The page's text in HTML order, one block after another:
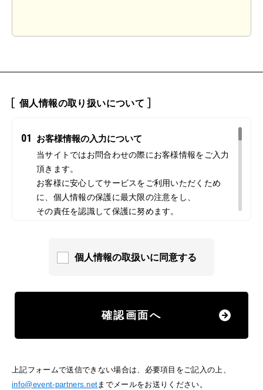
個人情報の取り扱いについて
01 お客様情報の入力について
当サイトではお問合わせの際にお客様情報をご入力
頂きます。
お客様に安心してサービスをご利用いただくため
に、個人情報の保護に最大限の注意をし、
その責任を認識して保護に努めます。
当サイトでは、情報の収集にクッキーを使用してい
ます。クッキーは、お客様がサイトを訪れた際に、
れる情報には、個人を特定するものは一切含まれま
だく場合があります。もしこうしたクッキーを利用
した情報収集に抵抗をお感じでしたら、ご使用のブ
個人情報の取扱いに同意する
確認画面へ
上記フォームで送信できない場合は、必要項目をご記入の上、
info@event-partners.netまでメールをお送りください。